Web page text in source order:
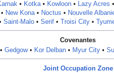
• Kotka• Kowloon • Lazy Acres •
• New Kona• Noctus • Nouvelle
Saint-Malo • Serif • Troisi City •
Covenantes
• Gedgow• Kor Delban • Myur City •
Joint Occupation Zone